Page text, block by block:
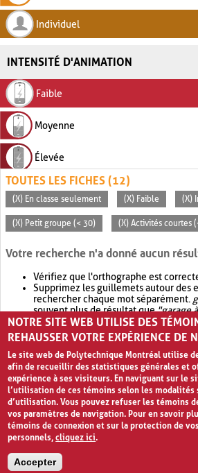
Individuel
INTENSITÉ D'ANIMATION
Faible
Moyenne
Élevée
TOUTES LES FICHES (12)
(X) En classe seulement (X) Faible (X)
(X) Petit groupe (< 30) (X) Activités courtes
Votre recherche n'a donné aucun
Vérifiez que l'orthographe est
Supprimez les guillemets autour des
rechercher chaque mot séparément.
souvent plus de résultat que"garage
Envisagez d'élargir votre recherche
retournera souvent plus de résultat
NOTRE SITE WEB UTILISE DES
REHAUSSER VOTRE EXPÉRIENCE DE
Le site web de Polytechnique Montréal utilise
afin de recueillir des statistiques générales et
expérience à ses visiteurs. En naviguant sur le
l’utilisation de ces témoins selon les modalités
d’utilisation. Vous pouvez refuser les témoins
vos paramètres de navigation. Pour en savoir
témoins de connexion et sur la protection de
personnels,cliquez ici.
Accepter